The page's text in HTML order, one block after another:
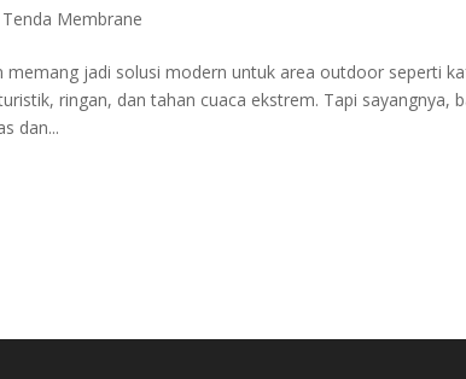
Tenda Membrane
jadi solusi modern untuk area outdoor seperti
ringan, dan tahan cuaca ekstrem. Tapi sayangnya,
dan...